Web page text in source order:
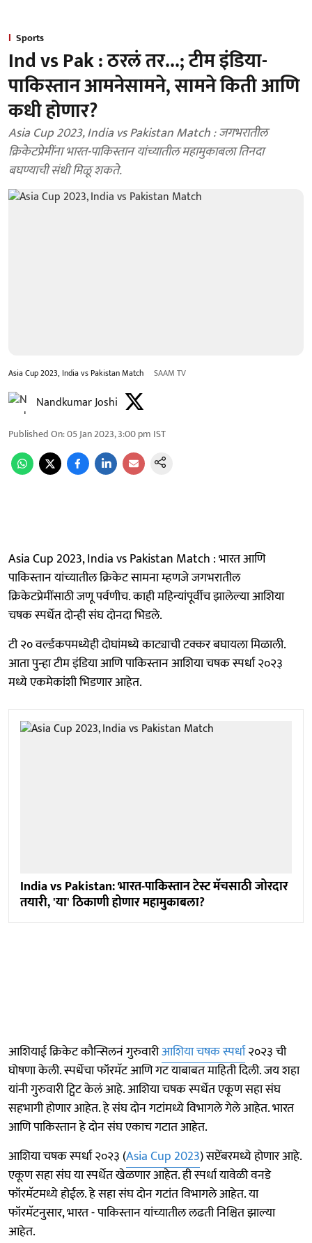
Sports
Ind vs Pak : ठरलं तर...; टीम इंडिया-
पाकिस्तान आमनेसामने, सामने किती आणि
कधी होणार?
Asia Cup 2023, India vs Pakistan Match : जगभरातील
क्रिकेटप्रेमींना भारत-पाकिस्तान यांच्यातील महामुकाबला तिनदा
बघण्याची संधी मिळू शकते.
Asia Cup 2023, India vs Pakistan Match SAAM TV
Nandkumar Joshi
Published On:05 Jan 2023, 3:00 pm IST
Asia Cup 2023, India vs Pakistan Match : भारत आणि
पाकिस्तान यांच्यातील क्रिकेट सामना म्हणजे जगभरातील
क्रिकेटप्रेमींसाठी जणू पर्वणीच. काही महिन्यांपूर्वीच झालेल्या आशिया
चषक स्पर्धेत दोन्ही संघ दोनदा भिडले.
टी २० वर्ल्डकपमध्येही दोघांमध्ये काट्याची टक्कर बघायला मिळाली.
आता पुन्हा टीम इंडिया आणि पाकिस्तान आशिया चषक स्पर्धा २०२३
मध्ये एकमेकांशी भिडणार आहेत.
India vs Pakistan: भारत-पाकिस्तान टेस्ट मॅचसाठी जोरदार
तयारी, 'या' ठिकाणी होणार महामुकाबला?
आशियाई क्रिकेट कौन्सिलनं गुरुवारीआशिया चषक स्पर्धा२०२३ ची
घोषणा केली. स्पर्धेचा फॉरमॅट आणि गट याबाबत माहिती दिली. जय शहा
यांनी गुरुवारी ट्विट केलं आहे. आशिया चषक स्पर्धेत एकूण सहा संघ
सहभागी होणार आहेत. हे संघ दोन गटांमध्ये विभागले गेले आहेत. भारत
आणि पाकिस्तान हे दोन संघ एकाच गटात आहेत.
आशिया चषक स्पर्धा २०२३ (Asia Cup 2023) सप्टेंबरमध्ये होणार आहे.
एकूण सहा संघ या स्पर्धेत खेळणार आहेत. ही स्पर्धा यावेळी वनडे
फॉरमॅटमध्ये होईल. हे सहा संघ दोन गटांत विभागले आहेत. या
फॉरमॅटनुसार, भारत - पाकिस्तान यांच्यातील लढती निश्चित झाल्या
आहेत.